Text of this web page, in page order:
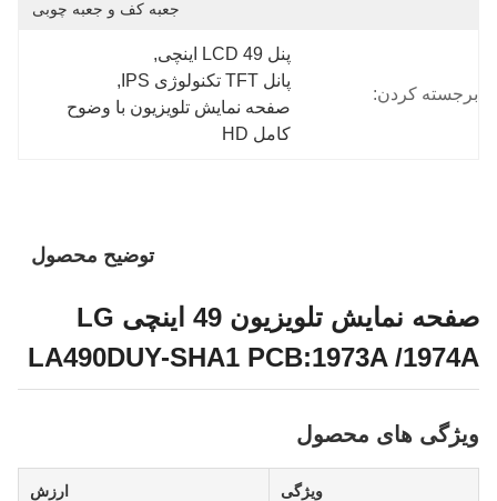
جعبه کف و جعبه چوبی
برجسته کردن:
پنل LCD 49 اینچی
,
پانل TFT تکنولوژی IPS
,
صفحه نمایش تلویزیون با وضوح
کامل HD
توضیح محصول
صفحه نمایش تلویزیون 49 اینچی LG
LA490DUY-SHA1 PCB:1973A /1974A
ویژگی های محصول
ویژگی ارزش